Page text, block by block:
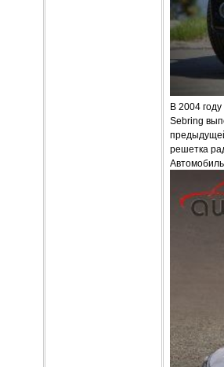
В 2004
Sebring
решетка